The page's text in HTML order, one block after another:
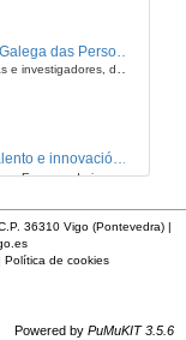
Centos de investigadoras e investigadores, decenas de actividades e sete cidades
II Encontro Ágora. Talento e innovación na era da transformación dixital
Cátedra Telefónica - UVigo. Espazos de innovación
Vigo 2024
36310 Vigo (Pontevedra) |
Política de cookies
Powered by PuMuKIT 3.5.6